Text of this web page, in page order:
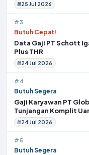
25 Jul 2026
#3
Butuh Cepat!
Data Gaji PT Schott
Plus THR
24 Jul 2026
#4
Butuh Segera
Gaji Karyawan PT
Tunjangan Komplit
24 Jul 2026
#5
Butuh Segera